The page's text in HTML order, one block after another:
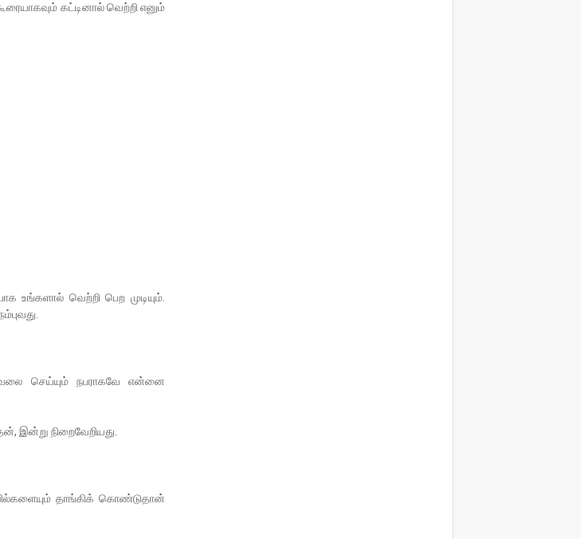
கட்டினால் வெற்றி எனும்
உங்களால் வெற்றி பெற முடியும்.
செய்யும் நபராகவே என்னை
இன்று நிறைவேறியது.
தாங்கிக் கொண்டுதான்